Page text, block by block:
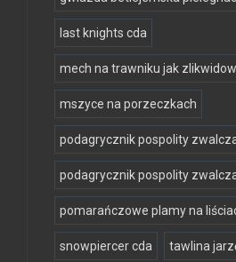
last knights cda
mech na trawniku jak
mszyce na porzeczkach
podagrycznik pospolity
podagrycznik pospolity
pomarańczowe plamy na
snowpiercer cda tawlina